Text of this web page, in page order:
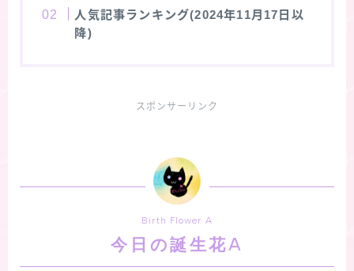
人気記事ランキング(2024年11月17日以
降)
スポンサーリンク
Birth Flower A
今日の誕生花A